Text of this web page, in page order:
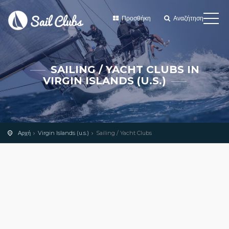
Προσθήκη Αναζήτηση
SAILING / YACHT CLUBS IN
VIRGIN ISLANDS (U.S.)
Αρχή Virgin Islands (u.s.) Sailing / Yacht Clubs